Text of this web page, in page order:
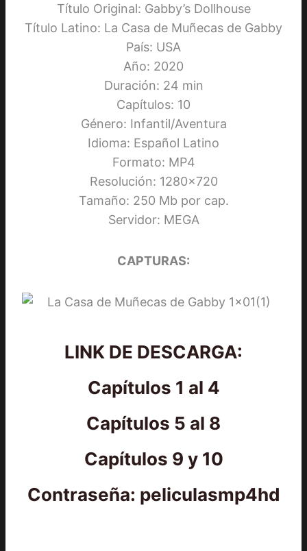
Título Original: Gabby’s Dollhouse
Título Latino: La Casa de Muñecas de Gabby
País: USA
Año: 2020
Duración: 24 min
Capítulos: 10
Género: Infantil/Aventura
Idioma: Español Latino
Formato: MP4
Resolución: 1280×720
Tamaño: 250 Mb por cap.
Servidor: MEGA
CAPTURAS:
LINK DE DESCARGA:
Capítulos 1 al 4
Capítulos 5 al 8
Capítulos 9 y 10
Contraseña: peliculasmp4hd